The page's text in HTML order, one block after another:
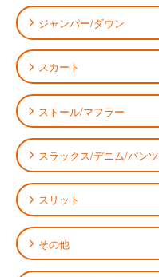
ジャンパー/ダウン
スカート
ストール/マフラー
スラックス/デニム/パンツ
スリット
その他